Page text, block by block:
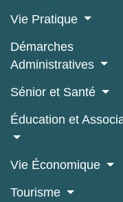
Vie Pratique
Démarches
Administratives
Sénior et Santé
Éducation et
Vie Économique
Tourisme